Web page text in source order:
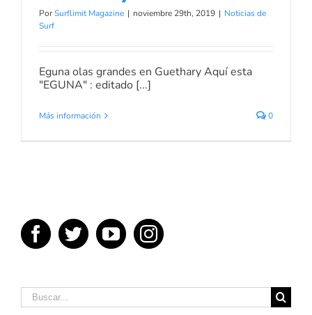
PorSurflimit Magazine | noviembre 29th, 2019 | Noticias de
Surf
Eguna olas grandes en Guethary Aquí esta
"EGUNA" : editado [...]
Más información 0
Buscar: